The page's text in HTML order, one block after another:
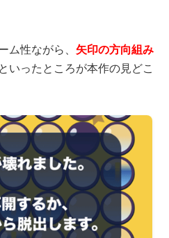
ム性ながら、 矢印の方向組み
といったところが本作の見どこ